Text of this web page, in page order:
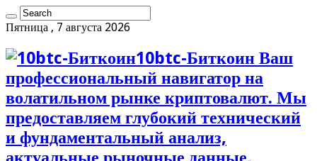
Пятница , 7 августа 2026
10btc-Биткоин Ваш
профессиональный навигатор на
волатильном рынке криптовалют. Мы
предоставляем глубокий технический
и фундаментальный анализ,